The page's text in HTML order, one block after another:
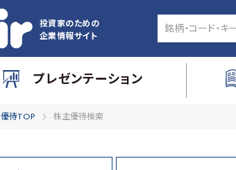
投資家のための
企業情報サイト
プレゼンテーション
優待TOP 株主優待検索